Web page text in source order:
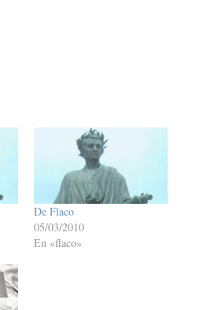
De Flaco
05/03/2010
En «flaco»